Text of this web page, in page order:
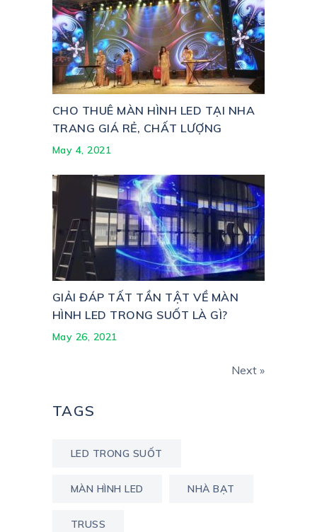
CHO THUÊ MÀN HÌNH LED TẠI NHA
TRANG GIÁ RẺ, CHẤT LƯỢNG
May 4, 2021
GIẢI ĐÁP TẤT TẦN TẬT VỀ MÀN
HÌNH LED TRONG SUỐT LÀ GÌ?
May 26, 2021
Next »
TAGS
LED TRONG SUỐT
MÀN HÌNH LED NHÀ BẠT
TRUSS